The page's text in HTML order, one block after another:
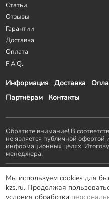
Информация Доставка
Партнёрам
Контакты
Статьи
Отзывы
Гарантии
Доставка
Оплата
F.A.Q.
Обратите внимание! В
не является публичной офертой
информационных целях.
менеджера.
Остальные проекты KZS GROUP
Домостроение
Заборы и ворота
Мебель LOFT
Мы используем cookies для
kzs.ru. Продолжая